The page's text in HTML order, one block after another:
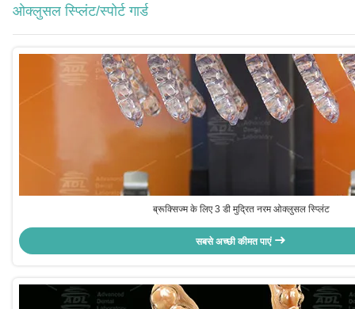
ओक्लुसल स्प्लिंट/स्पोर्ट गार्ड
ब्रूक्सिज्म के लिए 3 डी मुद्रित नरम ओक्लुसल स्प्लिंट
सबसे अच्छी कीमत पाएं